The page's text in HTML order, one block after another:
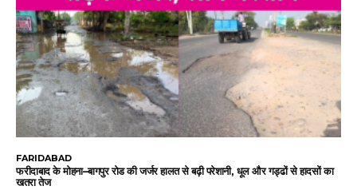
FARIDABAD
फरीदाबाद के मोहना–बागपुर रोड की जर्जर हालत से बढ़ी परेशानी, धूल और गड्ढों से हादसों का
खतरा तेज